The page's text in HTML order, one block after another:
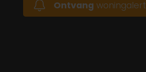
Ontvang woningalert